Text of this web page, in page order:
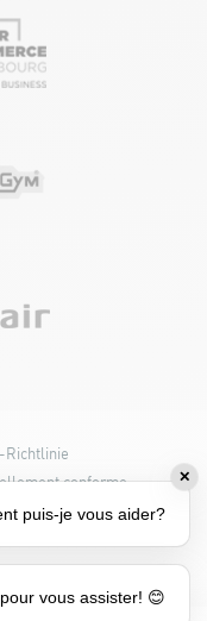
Richtlinie
conforme
✕
puis-je vous aider?
vous assister! 😊